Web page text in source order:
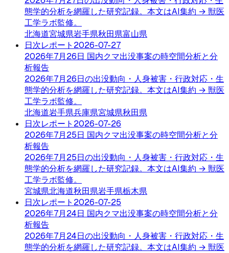
態学的分析を網羅した研究記録。本文はAI集約 → 獣医
工学ラボ監修。
北海道宮城県岩手県秋田県富山県
日次レポート 2026-07-27
2026年7月26日 国内クマ出没事案の時空間分析と分
析報告
2026年7月26日の出没動向・人身被害・行政対応・生
態学的分析を網羅した研究記録。本文はAI集約 → 獣医
工学ラボ監修。
北海道岩手県兵庫県宮城県秋田県
日次レポート 2026-07-26
2026年7月25日 国内クマ出没事案の時空間分析と分
析報告
2026年7月25日の出没動向・人身被害・行政対応・生
態学的分析を網羅した研究記録。本文はAI集約 → 獣医
工学ラボ監修。
宮城県北海道秋田県岩手県栃木県
日次レポート 2026-07-25
2026年7月24日 国内クマ出没事案の時空間分析と分
析報告
2026年7月24日の出没動向・人身被害・行政対応・生
態学的分析を網羅した研究記録。本文はAI集約 → 獣医